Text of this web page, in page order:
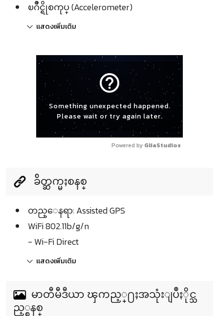
ၿဂိဳင္ရိုစကုပ္ (Accelerometer)
แสดงเพิ่มเติม
help_outline
Something unexpected happened.
Please wait or try again later.
Powered by GliaStudios
ခ်ိတ္ဆက္မႈစနစ္
တည္ေနရာ: Assisted GPS
WiFi 802.11b/g/n
- Wi-Fi Direct
แสดงเพิ่มเติม
မာတီမီဒီယာ ၾကည့္႐ႈအသုံးျပဳႏိုင္သ
ည့္စနစ္